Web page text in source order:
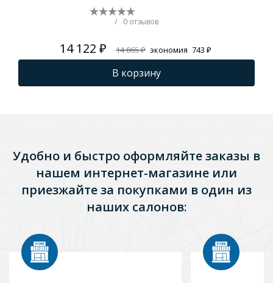
молочный FRAP
/ 0 отзывов
14 122 ₽ 14 865 ₽ экономия 743 ₽
В корзину
Удобно и быстро оформляйте заказы в
нашем интернет-магазине или
приезжайте за покупками в один из
наших салонов: